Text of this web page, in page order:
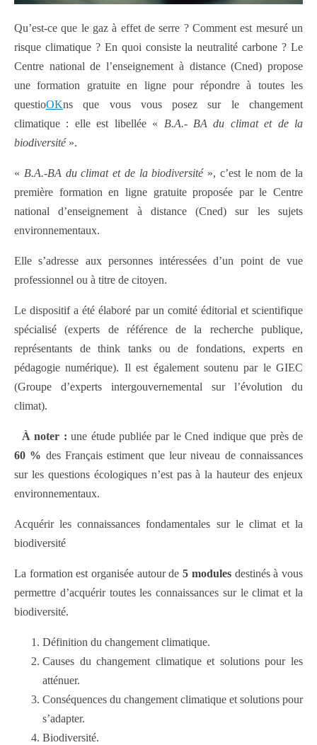
Qu’est-ce que le gaz à effet de serre ? Comment est mesuré un
risque climatique ? En quoi consiste la neutralité carbone ? Le
Centre national de l’enseignement à distance (Cned) propose
une formation gratuite en ligne pour répondre à toutes les
questioOKns que vous vous posez sur le changement
climatique : elle est libellée « B.A.- BA du climat et de la
biodiversité ».
« B.A.-BA du climat et de la biodiversité », c’est le nom de la
première formation en ligne gratuite proposée par le Centre
national d’enseignement à distance (Cned) sur les sujets
environnementaux.
Elle s’adresse aux personnes intéressées d’un point de vue
professionnel ou à titre de citoyen.
Le dispositif a été élaboré par un comité éditorial et scientifique
spécialisé (experts de référence de la recherche publique,
représentants de think tanks ou de fondations, experts en
pédagogie numérique). Il est également soutenu par le GIEC
(Groupe d’experts intergouvernemental sur l’évolution du
climat).
À noter :une étude publiée par le Cned indique que près de
60 % des Français estiment que leur niveau de connaissances
sur les questions écologiques n’est pas à la hauteur des enjeux
environnementaux.
Acquérir les connaissances fondamentales sur le climat et la
biodiversité
La formation est organisée autour de5 modulesdestinés à vous
permettre d’acquérir toutes les connaissances sur le climat et la
biodiversité.
Définition du changement climatique.
Causes du changement climatique et solutions pour les
atténuer.
Conséquences du changement climatique et solutions pour
s’adapter.
Biodiversité.